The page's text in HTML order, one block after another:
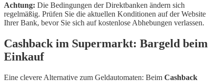
Achtung: Die Bedingungen der Direktbanken ändern sich
regelmäßig. Prüfen Sie die aktuellen Konditionen auf der Website
Ihrer Bank, bevor Sie sich auf kostenlose Abhebungen verlassen.
Cashback im Supermarkt: Bargeld beim
Einkauf
Eine clevere Alternative zum Geldautomaten: Beim Cashback